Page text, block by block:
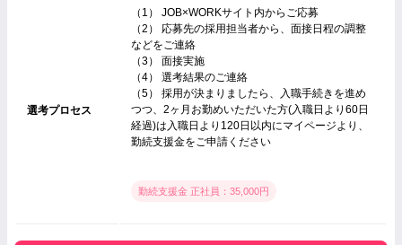
選考プロセス
（1） JOB×WORKサイト内からご応募
（2） 応募先の採用担当者から、面接日程の調整
などをご連絡
（3） 面接実施
（4） 選考結果のご連絡
（5） 採用が決まりましたら、入職手続きを進め
つつ、2ヶ月お勤めいただいた方(入職日より60日
経過)は入職日より120日以内にマイページより、
勤続支援金をご申請ください
勤続支援金 正社員：35,000円